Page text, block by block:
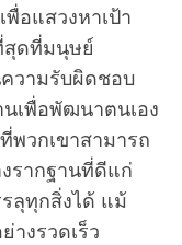
อแสวงหาเป้า
ดที่มนุษย์
วามรับผิดชอบ
เพื่อพัฒนาตนเอง
พวกเขาสามารถ
รากฐานที่ดีแก่
ลุทุกสิ่งได้ แม้
างรวดเร็ว